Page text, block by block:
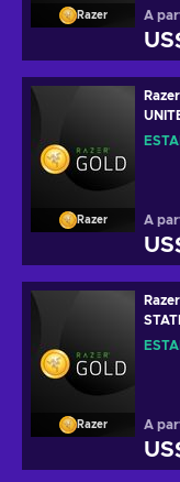
Razer A
Razer A
Razer A